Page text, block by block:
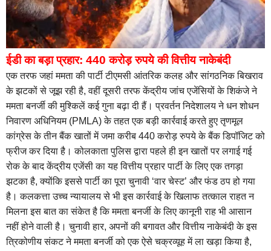
ईडी का बड़ा प्रहार: 440 करोड़ रुपये की वित्तीय नाकेबंदी
एक तरफ जहां ममता की पार्टी टीएमसी आंतरिक कलह और सांगठनिक बिखराव
के झटकों से जूझ रही है, वहीं दूसरी तरफ केंद्रीय जांच एजेंसियों के शिकंजे ने
ममता बनर्जी की मुश्किलें कई गुना बढ़ा दी हैं। प्रवर्तन निदेशालय ने धन शोधन
निवारण अधिनियम (PMLA) के तहत एक बड़ी कार्रवाई करते हुए तृणमूल
कांग्रेस के तीन बैंक खातों में जमा करीब 440 करोड़ रुपये के बैंक डिपॉजिट को
फ्रीज कर दिया है। कोलकाता पुलिस द्वारा पहले ही इन खातों पर लगाई गई
रोक के बाद केंद्रीय एजेंसी का यह वित्तीय प्रहार पार्टी के लिए एक तगड़ा
झटका है, क्योंकि इससे पार्टी का पूरा चुनावी ‘वार चेस्ट’ और फंड ठप हो गया
है। कलकत्ता उच्च न्यायालय से भी इस कार्रवाई के खिलाफ तत्काल राहत न
मिलना इस बात का संकेत है कि ममता बनर्जी के लिए कानूनी राह भी आसान
नहीं होने वाली है। चुनावी हार, अपनों की बगावत और वित्तीय नाकेबंदी के इस
त्रिकोणीय संकट ने ममता बनर्जी को एक ऐसे चक्रव्यूह में ला खड़ा किया है,